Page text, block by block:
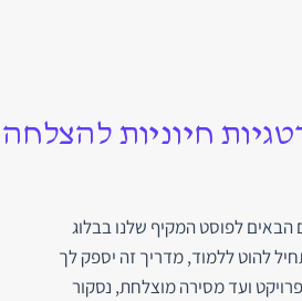
חיוניות להצלחה
הבאים לפוסט המקיף שלנו בבלוג
להוט ללמוד, מדריך זה יספק לך
ועד מסירה מוצלחת, נסקור